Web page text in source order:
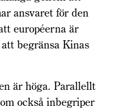
ansvaret för den
européerna är
begränsa Kinas
är höga. Parallellt
också inbegriper